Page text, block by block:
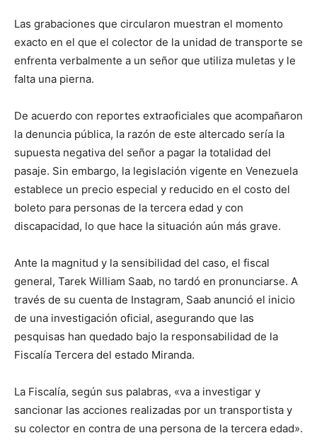
Las grabaciones que circularon muestran el momento
exacto en el que el colector de la unidad de transporte se
enfrenta verbalmente a un señor que utiliza muletas y le
falta una pierna.
De acuerdo con reportes extraoficiales que acompañaron
la denuncia pública, la razón de este altercado sería la
supuesta negativa del señor a pagar la totalidad del
pasaje. Sin embargo, la legislación vigente en Venezuela
establece un precio especial y reducido en el costo del
boleto para personas de la tercera edad y con
discapacidad, lo que hace la situación aún más grave.
Ante la magnitud y la sensibilidad del caso, el fiscal
general, Tarek William Saab, no tardó en pronunciarse. A
través de su cuenta de Instagram, Saab anunció el inicio
de una investigación oficial, asegurando que las
pesquisas han quedado bajo la responsabilidad de la
Fiscalía Tercera del estado Miranda.
La Fiscalía, según sus palabras, «va a investigar y
sancionar las acciones realizadas por un transportista y
su colector en contra de una persona de la tercera edad».